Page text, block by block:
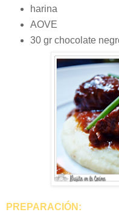
harina
AOVE
30 gr chocolate
PREPARACIÓN: